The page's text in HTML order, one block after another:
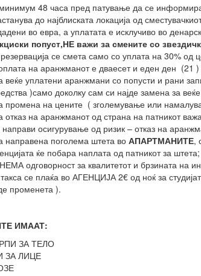
48 часа пред патување да се
до најблиската локација од
во евра, а уплатата е исклучиво во
попуст,НЕ важи за смените со
се смета само со уплата на 30% од
на аранжманот е дваесет и еден ден (21
веќе уплатени аранжмани со попусти и рани
)само доколку сам си најде замена за
промена на цените ( зголемување или
отказ на аранжманот од страна на
осигурување од ризик – отказ на
направена поголема штета во АПАРТМАНИТЕ,
ќе побара наплата од патникот за штета;
одговорност за квалитетот и брзината на
се плаќа во АГЕНЦИЈА 2€ од ноќ за
променета ).
ИМААТ:
ЗА ТЕЛО
ЗА ЛИЦЕ